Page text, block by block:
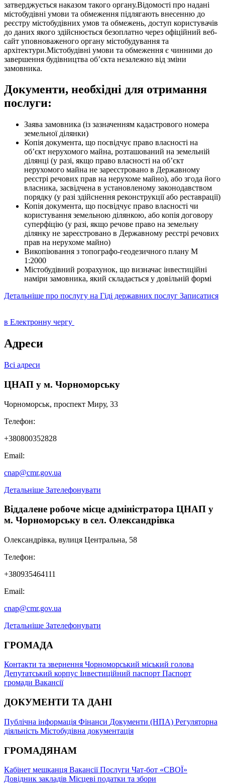
затверджується наказом такого органу.Відомості про надані
містобудівні умови та обмеження підлягають внесенню до
реєстру містобудівних умов та обмежень, доступ користувачів
до даних якого здійснюється безоплатно через офіційний веб-
сайт уповноваженого органу містобудування та
архітектури.Містобудівні умови та обмеження є чинними до
завершення будівництва об’єкта незалежно від зміни
замовника.
Документи, необхідні для отримання
послуги:
Заява замовника (із зазначенням кадастрового номера
земельної ділянки)
Копія документа, що посвідчує право власності на
об’єкт нерухомого майна, розташований на земельній
ділянці (у разі, якщо право власності на об’єкт
нерухомого майна не зареєстровано в Державному
реєстрі речових прав на нерухоме майно), або згода його
власника, засвідчена в установленому законодавством
порядку (у разі здійснення реконструкції або реставрації)
Копія документа, що посвідчує право власності чи
користування земельною ділянкою, або копія договору
суперфіцію (у разі, якщо речове право на земельну
ділянку не зареєстровано в Державному реєстрі речових
прав на нерухоме майно)
Викопіювання з топографо-геодезичного плану М
1:2000
Містобудівний розрахунок, що визначає інвестиційні
наміри замовника, який складається у довільній формі
Детальніше про послугу на Гіді державних послуг Записатися
в Електронну чергу
Адреси
Всі адреси
ЦНАП у м. Чорноморську
Чорноморськ, проспект Миру, 33
Телефон:
+380800352828
Email:
cnap@cmr.gov.ua
Детальніше Зателефонувати
Віддалене робоче місце адміністратора ЦНАП у
м. Чорноморську в сел. Олександрівка
Олександрівка, вулиця Центральна, 58
Телефон:
+380935464111
Email:
cnap@cmr.gov.ua
Детальніше Зателефонувати
ГРОМАДА
Контакти та звернення Чорноморський міський голова
Депутатський корпус Інвестиційний паспорт Паспорт
громади Вакансії
ДОКУМЕНТИ ТА ДАНІ
Публічна інформація Фінанси Документи (НПА) Регуляторна
діяльність Містобудівна документація
ГРОМАДЯНАМ
Кабінет мешканця ВакансіїПослуги Чат-бот «СВОЇ»
Довідник закладів Місцеві податки та збори